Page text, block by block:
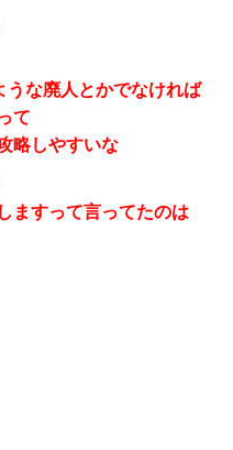
うな廃人とかでなければ
て
略しやすいな
ますって言ってたのは